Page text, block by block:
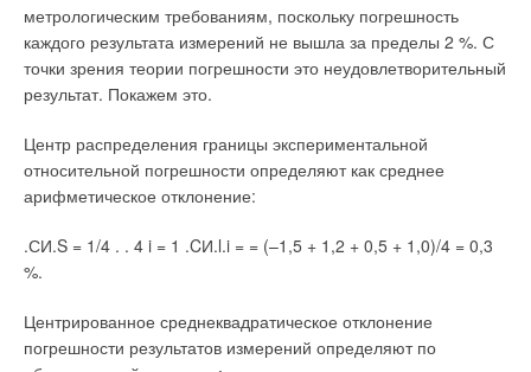
метрологическим требованиям, поскольку погрешность
каждого результата измерений не вышла за пределы 2 %. С
точки зрения теории погрешности это неудовлетворительный
результат. Покажем это.
Центр распределения границы экспериментальной
относительной погрешности определяют как среднее
арифметическое отклонение:
.СИ.S = 1/4 . . 4 i = 1 .CИ.l.i = = (–1,5 + 1,2 + 0,5 + 1,0)/4 = 0,3
%.
Центрированное среднеквадратическое отклонение
погрешности результатов измерений определяют по